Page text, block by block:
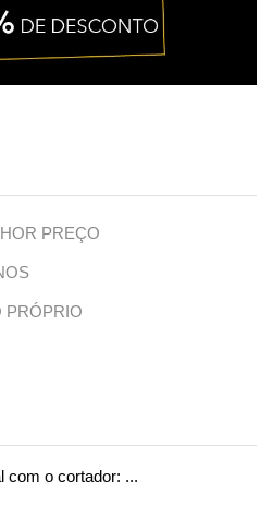
PREÇO
PRÓPRIO
com o cortador: ...